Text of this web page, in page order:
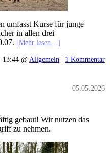
umfasst Kurse für junge
in allen drei
[Mehr lesen…]
13:44 @ Allgemein | 1 Kommentar
05.05.2026
gebaut! Wir nutzen das
zu nehmen.